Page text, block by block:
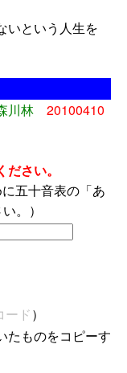
いという人生を
川林
20100410
さい。
五十音表の「あ
。）
ード）
たものをコピーす